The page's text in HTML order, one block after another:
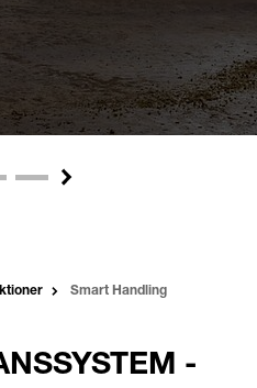
Next
Smart Handling
-